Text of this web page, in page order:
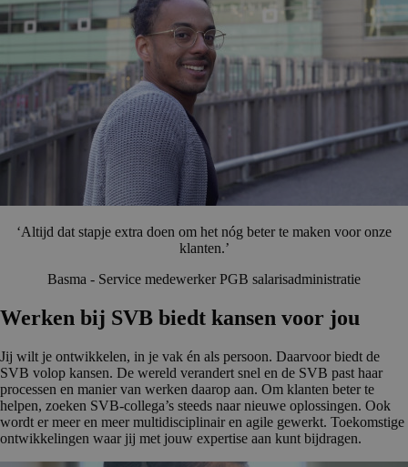
‘Altijd dat stapje extra doen om het nóg beter te maken voor onze
klanten.’
Basma - Service medewerker PGB salarisadministratie
Werken bij SVB biedt kansen voor jou
Jij wilt je ontwikkelen, in je vak én als persoon. Daarvoor biedt de
SVB volop kansen. De wereld verandert snel en de SVB past haar
processen en manier van werken daarop aan. Om klanten beter te
helpen, zoeken SVB-collega’s steeds naar nieuwe oplossingen. Ook
wordt er meer en meer multidisciplinair en agile gewerkt. Toekomstige
ontwikkelingen waar jij met jouw expertise aan kunt bijdragen.